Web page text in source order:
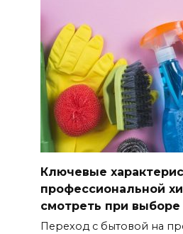
Ключевые
профессиональной
смотреть при выборе
Переход с бытовой на